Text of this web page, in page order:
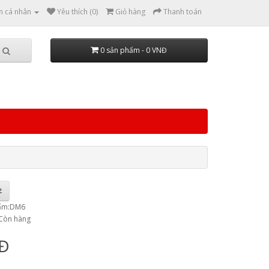
cá nhân Yêu thích (0) Giỏ hàng Thanh toán
0 sản phẩm - 0 VNĐ
hàng